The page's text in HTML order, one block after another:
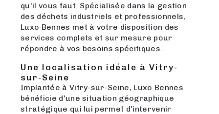
qu'il vous faut. Spécialisée dans la gestion
des déchets industriels et professionnels,
Luxo Bennes met à votre disposition des
services complets et sur mesure pour
répondre à vos besoins spécifiques.
Une localisation idéale à Vitry-
sur-Seine
Implantée à Vitry-sur-Seine, Luxo Bennes
bénéficie d'une situation géographique
stratégique qui lui permet d'intervenir